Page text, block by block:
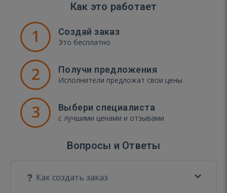
Как это работает
1 Создай заказ
Это бесплатно
2 Получи предложения
Исполнители предложат свои цены
3 Выбери специалиста
с лучшими ценами и отзывами
Вопросы и Ответы
Как создать заказ